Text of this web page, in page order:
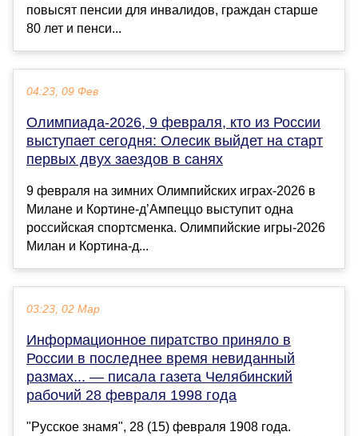
повысят пенсии для инвалидов, граждан старше
80 лет и пенси...
04:23, 09 Фев
Олимпиада-2026, 9 февраля, кто из России
выступает сегодня: Олесик выйдет на старт
первых двух заездов в санях
9 февраля на зимних Олимпийских играх-2026 в
Милане и Кортине-д’Ампеццо выступит одна
российская спортсменка. Олимпийские игры-2026
Милан и Кортина-д...
03:23, 02 Мар
Информационное пиратство приняло в
России в последнее время невиданный
размах... — писала газета Челябинский
рабочий 28 февраля 1998 года
"Русское знамя", 28 (15) февраля 1908 года.